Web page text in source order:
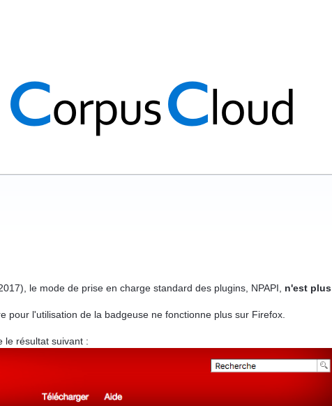
le mode de prise en charge standard des plugins, NPAPI, n'est plus
pour l'utilisation de la badgeuse ne fonctionne plus sur Firefox.
le résultat suivant :